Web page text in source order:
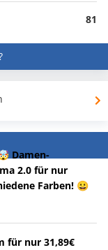
81
Damen-
2.0 für nur
Farben! 😀
für nur 31,89€